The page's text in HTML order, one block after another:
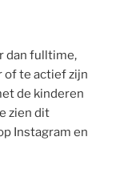
dan fulltime,
of te actief zijn
de kinderen
zien dit
Instagram en